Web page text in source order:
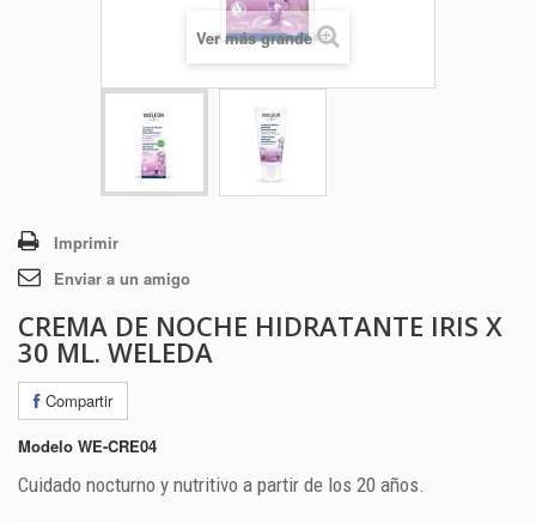
Ver más grande
Imprimir
Enviar a un amigo
CREMA DE NOCHE HIDRATANTE IRIS X
30 ML. WELEDA
Compartir
Modelo WE-CRE04
Cuidado nocturno y nutritivo a partir de los 20 años.